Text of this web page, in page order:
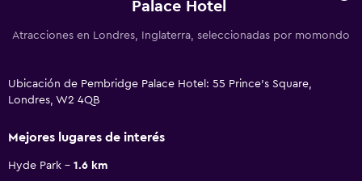
Palace Hotel
Atracciones en Londres, Inglaterra, seleccionadas por momondo
Ubicación de Pembridge Palace Hotel: 55 Prince's Square,
Londres, W2 4QB
Mejores lugares de interés
Hyde Park
1.6 km